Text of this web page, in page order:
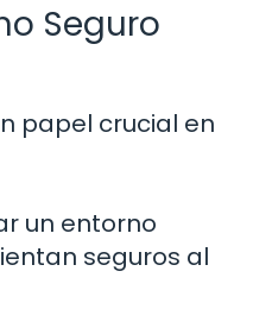
Seguro
papel crucial en
un entorno
seguros al